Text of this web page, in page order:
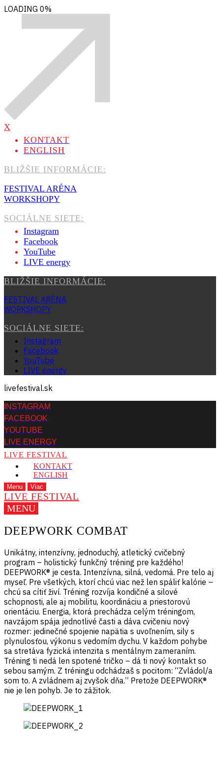
LOADING 0%
X
KONTAKT
ENGLISH
BLIŽŠIE INFORMÁCIE:
FESTIVAL ARÉNA
WORKSHOPY
SOCIÁLNE SIETE:
Instagram
Facebook
YouTube
LIVE energy
BLIŽŠIE INFORMÁCIE:
FESTIVAL ARÉNA
WORKSHOPY
SOCIÁLNE SIETE:
Instagram
Facebook
YouTube
LIVE energy
livefestival.sk
INSTAGRAM
FACEBOOK
YOUTUBE
LIVE ENERGY
LIVE FESTIVAL
KONTAKT
ENGLISH
Menu Viac
LIVE FESTIVAL
MENU
DEEPWORK COMBAT
Unikátny, intenzívny, jednoduchý, atletický cvičebný
program – holistický funkčný tréning pre každého!
DEEPWORK® je cesta. Intenzívna, silná, vedomá. Pre telo aj
myseľ. Pre všetkých, ktorí chcú viac než len spáliť kalórie –
chcú sa cítiť živí. Tréning rozvíja kondičné a silové
schopnosti, ale aj mobilitu, koordináciu a priestorovú
orientáciu. Energia, ktorá prechádza celým tréningom,
navzájom spája jednotlivé časti a dáva cvičeniu nový
rozmer: jedinečné spojenie napätia s uvoľnením, sily s
plynulosťou, výkonu s vedomím dychu. V každom pohybe
sa stretáva fyzická intenzita s mentálnym zameraním.
Tréning ti nedá len spotené tričko – dá ti nový kontakt so
sebou samým. Z tréningu odchádzaš s pocitom: “Zvládol/a
som to. A zvládnem aj zvyšok dňa.” Pretože DEEPWORK®
nie je len pohyb. Je to zážitok.